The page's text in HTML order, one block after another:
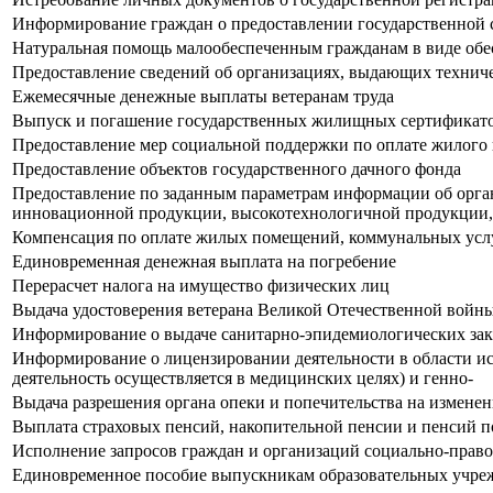
Информирование граждан о предоставлении
Натуральная помощь малообеспеченным гражданам в виде
Предоставление сведений об организациях, выдающих
Ежемесячные денежные выплаты ветеранам труда
Выпуск и погашение государственных жилищных
Предоставление мер социальной поддержки по оплате
Предоставление объектов государственного дачного фонда
Предоставление по заданным параметрам информации об
инновационной продукции, высокотехнологичной продукции,
Компенсация по оплате жилых помещений, коммунальных
Единовременная денежная выплата на погребение
Перерасчет налога на имущество физических лиц
Выдача удостоверения ветерана Великой Отечественной
Информирование о выдаче санитарно-эпидемиологических
Информирование о лицензировании деятельности в области
деятельность осуществляется в медицинских целях) и генно-
Выдача разрешения органа опеки и попечительства на
Выплата страховых пенсий, накопительной пенсии и пенсий
Исполнение запросов граждан и организаций социально-
Единовременное пособие выпускникам образовательных